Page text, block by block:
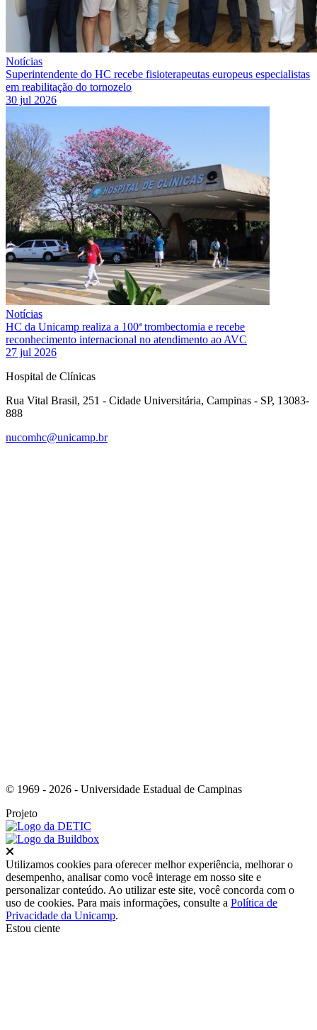
Notícias
Superintendente do HC recebe fisioterapeutas europeus especialistas
em reabilitação do tornozelo
30 jul 2026
Notícias
HC da Unicamp realiza a 100ª trombectomia e recebe
reconhecimento internacional no atendimento ao AVC
27 jul 2026
Hospital de Clínicas
Rua Vital Brasil, 251 - Cidade Universitária, Campinas - SP, 13083-
888
nucomhc@unicamp.br
© 1969 - 2026 - Universidade Estadual de Campinas
Projeto
Utilizamos cookies para oferecer melhor experiência, melhorar o
desempenho, analisar como você interage em nosso site e
personalizar conteúdo. Ao utilizar este site, você concorda com o
uso de cookies. Para mais informações, consulte a Política de
Privacidade da Unicamp.
Estou ciente